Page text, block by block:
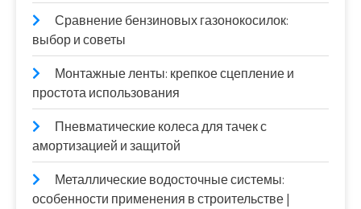
Сравнение бензиновых газонокосилок:
выбор и советы
Монтажные ленты: крепкое сцепление и
простота использования
Пневматические колеса для тачек с
амортизацией и защитой
Металлические водосточные системы:
особенности применения в строительстве |